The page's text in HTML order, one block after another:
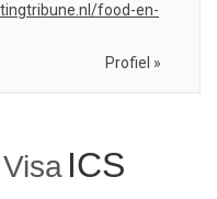
food-en-
Profiel »
Visa ICS